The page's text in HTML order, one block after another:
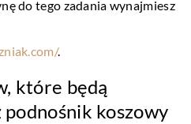
do tego zadania wynajmiesz
.
które będą
koszowy